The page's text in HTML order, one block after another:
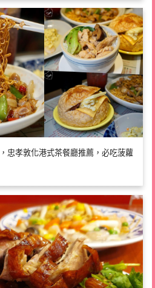
忠孝敦化港式茶餐廳推薦，必吃菠蘿